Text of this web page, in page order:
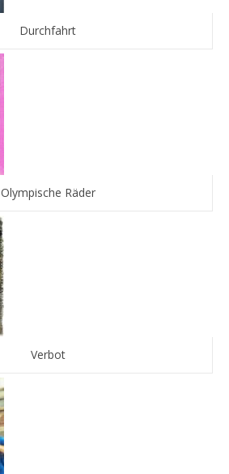
Durchfahrt
Olympische Räder
Verbot